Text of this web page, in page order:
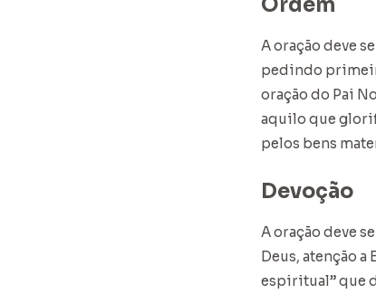
A oração deve
pedindo
oração do Pai
aquilo que
pelos bens
Devoção
A oração deve
Deus, atenção a
espiritual” que